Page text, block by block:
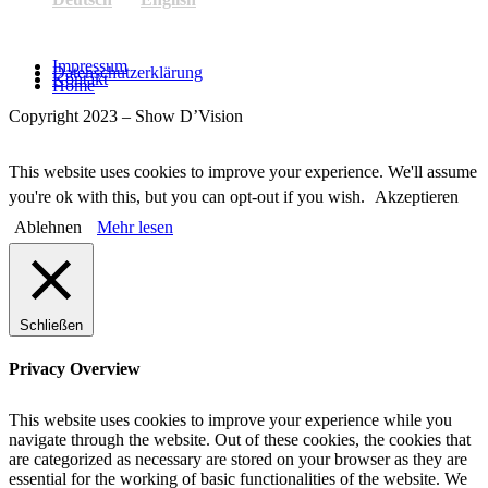
Impressum
Datenschutzerklärung
Kontakt
Home
Copyright 2023 – Show D’Vision
This website uses cookies to improve your experience. We'll assume
you're ok with this, but you can opt-out if you wish.
Akzeptieren
Ablehnen
Mehr lesen
Schließen
Privacy Overview
This website uses cookies to improve your experience while you
navigate through the website. Out of these cookies, the cookies that
are categorized as necessary are stored on your browser as they are
essential for the working of basic functionalities of the website. We